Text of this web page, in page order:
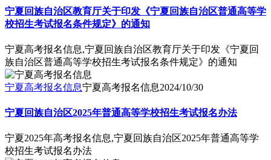
宁夏回族自治区教育厅关于印发《宁夏回族自治区普通高等学
校招生考试报名条件规定》的通知
宁夏高考报名信息,宁夏回族自治区教育厅关于印发《宁夏回
族自治区普通高等学校招生考试报名条件规定》的通知
宁夏高考报名信息宁夏高考报名信息2024/10/30
宁夏回族自治区2025年普通高等学校招生考试报名办法
宁夏2025年高考报名信息,宁夏回族自治区2025年普通高等学
校招生考试报名办法